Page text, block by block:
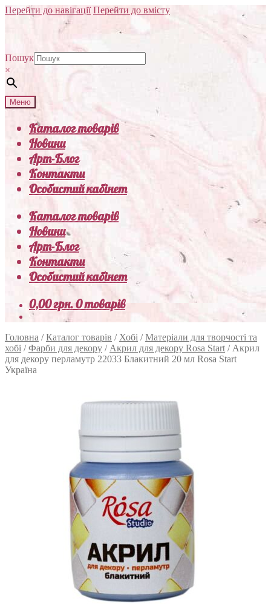
Перейти до навігації Перейти до вмісту
Пошук
×
Меню
Каталог товарів
Новини
Арт-Блог
Контакти
Особистий кабінет
Каталог товарів
Новини
Арт-Блог
Контакти
Особистий кабінет
0,00грн.0 товарів
Головна /Каталог товарів / Хобі /Матеріали для творчості та
хобі /Фарби для декору / Акрил для декору Rosa Start / Акрил
для декору перламутр 22033 Блакитний 20 мл Rosa Start
Україна